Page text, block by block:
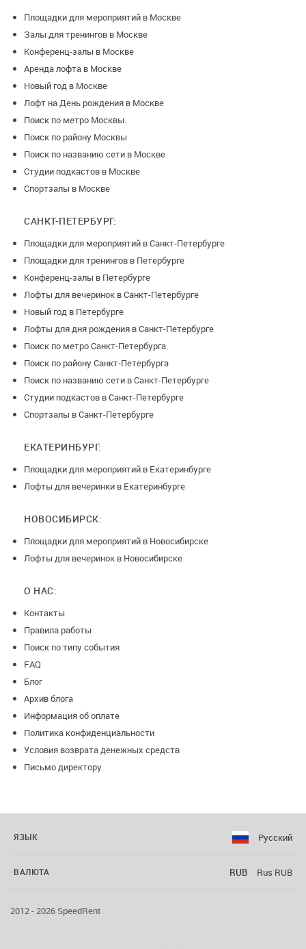
Площадки для мероприятий в Москве
Залы для тренингов в Москве
Конференц-залы в Москве
Аренда лофта в Москве
Новый год в Москве
Лофт на День рождения в Москве
Поиск по метро Москвы.
Поиск по району Москвы
Поиск по названию сети в Москве
Студии подкастов в Москве
Спортзалы в Москве
САНКТ-ПЕТЕРБУРГ:
Площадки для мероприятий в Санкт-Петербурге
Площадки для тренингов в Петербурге
Конференц-залы в Петербурге
Лофты для вечеринок в Санкт-Петербурге
Новый год в Петербурге
Лофты для дня рождения в Санкт-Петербурге
Поиск по метро Санкт-Петербурга.
Поиск по району Санкт-Петербурга
Поиск по названию сети в Санкт-Петербурге
Студии подкастов в Санкт-Петербурге
Спортзалы в Санкт-Петербурге
ЕКАТЕРИНБУРГ:
Площадки для мероприятий в Екатеринбурге
Лофты для вечеринки в Екатеринбурге
НОВОСИБИРСК:
Площадки для мероприятий в Новосибирске
Лофты для вечеринок в Новосибирске
О НАС:
Контакты
Правила работы
Поиск по типу события
FAQ
Блог
Архив блога
Информация об оплате
Политика конфиденциальности
Условия возврата денежных средств
Письмо директору
ЯЗЫК Русский
ВАЛЮТА RUB Rus RUB
2012 - 2026 SpeedRent